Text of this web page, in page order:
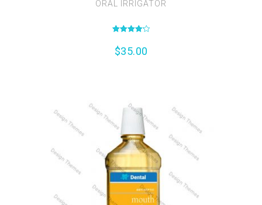
ORAL IRRIGATOR
$35.00
4.17
su 5